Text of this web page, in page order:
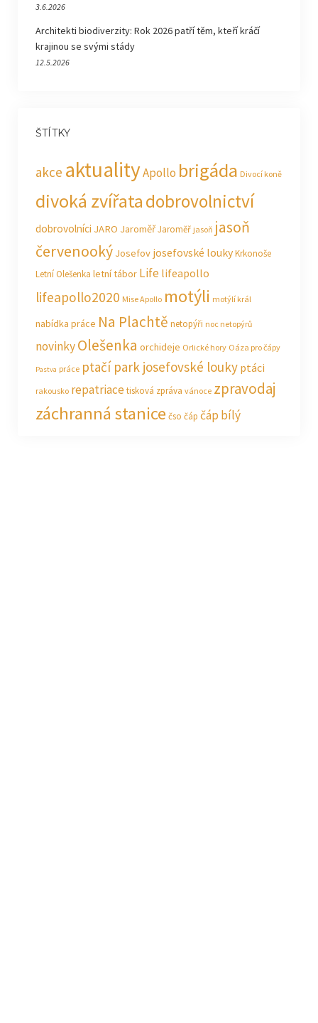
3.6.2026
Architekti biodiverzity: Rok 2026 patří těm, kteří kráčí
krajinou se svými stády
12.5.2026
ŠTÍTKY
akce aktualityApollo brigáda Divocí koně
divoká zvířatadobrovolnictví
dobrovolníci JARO JaroměřJaroměř jasoň jasoň
červenooký Josefov josefovské loukyKrkonoše
Letní Olešenka letní tábor Life lifeapollo
lifeapollo2020 Mise Apollo motýli motýlí král
nabídka práce Na Plachtě netopýři noc netopýrů
novinkyOlešenka orchideje Orlické hory Oáza pro čápy
Pastva práce ptačí park josefovské louky ptáci
rakousko repatriacetisková zpráva vánoce zpravodaj
záchranná stanice čso čáp čáp bílý